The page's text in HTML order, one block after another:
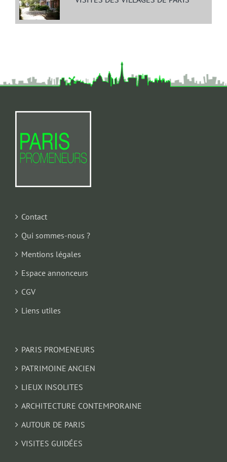
Contact
Qui sommes-nous ?
Mentions légales
Espace annonceurs
CGV
Liens utiles
PARIS PROMENEURS
PATRIMOINE ANCIEN
LIEUX INSOLITES
ARCHITECTURE CONTEMPORAINE
AUTOUR DE PARIS
VISITES GUIDÉES